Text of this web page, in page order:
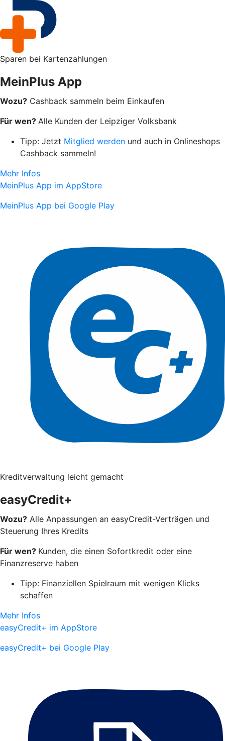
Sparen bei Kartenzahlungen
MeinPlus App
Wozu? Cashback sammeln beim Einkaufen
Für wen? Alle Kunden der Leipziger Volksbank
Tipp: Jetzt Mitglied werden und auch in Onlineshops
Cashback sammeln!
Mehr Infos
MeinPlus App im AppStore
MeinPlus App bei Google Play
Kreditverwaltung leicht gemacht
easyCredit+
Wozu? Alle Anpassungen an easyCredit-Verträgen und
Steuerung Ihres Kredits
Für wen? Kunden, die einen Sofortkredit oder eine
Finanzreserve haben
Tipp: Finanziellen Spielraum mit wenigen Klicks
schaffen
Mehr Infos
easyCredit+ im AppStore
easyCredit+ bei Google Play